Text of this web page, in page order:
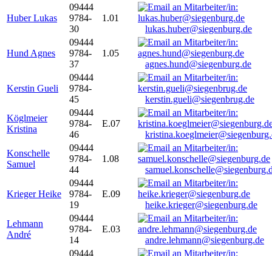
Huber Lukas
09444
9784-
30
1.01
lukas.huber@siegenburg.de
Hund Agnes
09444
9784-
37
1.05
agnes.hund@siegenburg.de
Kerstin Gueli
09444
9784-
45
kerstin.gueli@siegenbrug.de
Köglmeier
Kristina
09444
9784-
46
E.07
Konschelle
Samuel
09444
9784-
44
1.08
Krieger Heike
09444
9784-
19
E.09
heike.krieger@siegenburg.de
Lehmann
André
09444
9784-
14
E.03
andre.lehmann@siegenburg.de
09444